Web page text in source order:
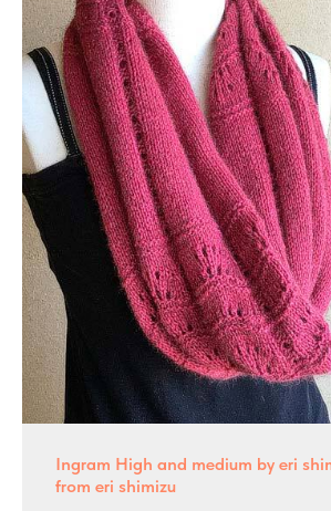
Ingram High and medium by eri
from eri shimizu